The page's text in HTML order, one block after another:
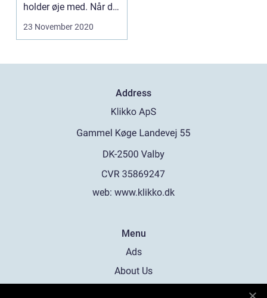
holder øje med. Når det
er sagt, så vil ...
23 November 2020
Address
web: www.klikko.dk
Menu
Ads
About Us